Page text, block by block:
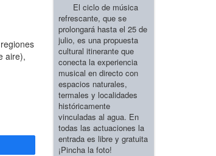
aire),
El ciclo de música
refrescante, que se
prolongará hasta el 25 de
julio, es una propuesta
cultural itinerante que
conecta la experiencia
musical en directo con
espacios naturales,
termales y localidades
históricamente
vinculadas al agua. En
todas las actuaciones la
entrada es libre y gratuita
¡Pincha la foto!